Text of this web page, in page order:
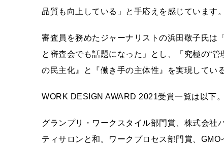
品質も向上している」と手応えを感じています。
審査員を務めたジャーナリストの浜田敬子氏は
と審査会でも話題になった」とし、「究極の“
の民主化』と『働き手の主体性』を実現してい
WORK DESIGN AWARD 2021受賞一覧は以下。
グランプリ・ワークスタイル部門賞、株式会社
ティサロンと和。ワークプロセス部門賞、